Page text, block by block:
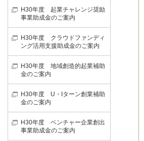
H30年度 起業チャレンジ奨励
事業助成金のご案内
H30年度 クラウドファンディ
ング活用支援助成金のご案内
H30年度 地域創造的起業補助
金のご案内
H30年度 U・Iターン創業補助
金のご案内
H30年度 ベンチャー企業創出
事業助成金のご案内